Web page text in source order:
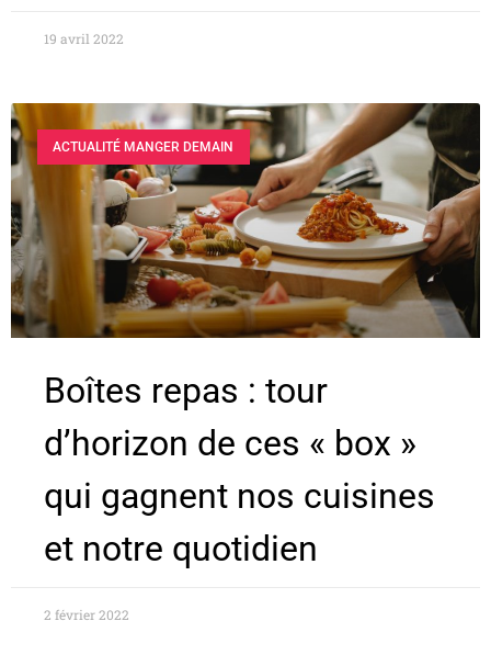
19 avril 2022
ACTUALITÉ MANGER DEMAIN
Boîtes repas : tour
d’horizon de ces « box »
qui gagnent nos cuisines
et notre quotidien
2 février 2022